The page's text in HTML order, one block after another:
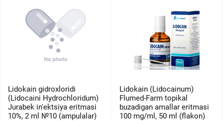
Lidokain gidroxloridi
(Lidocaini Hydrochloridum)
Jurabek in'ektsiya eritmasi
10%, 2 ml №10 (ampulalar)
Lidokain (Lidocainum)
Flumed-Farm topikal
buzadigan amallar eritmasi
100 mg/ml, 50 ml (flakon)